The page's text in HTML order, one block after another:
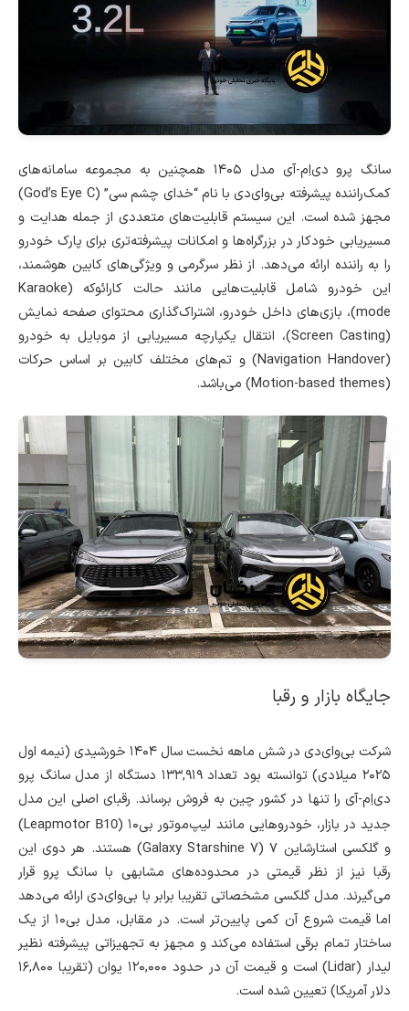
سانگ پرو دی‌اِم-آی مدل ۱۴۰۵ همچنین به مجموعه سامانه‌های
کمک‌راننده پیشرفته بی‌وای‌دی با نام “خدای چشم سی” (God’s Eye C)
مجهز شده است. این سیستم قابلیت‌های متعددی از جمله هدایت و
مسیریابی خودکار در بزرگراه‌ها و امکانات پیشرفته‌تری برای پارک خودرو
را به راننده ارائه می‌دهد. از نظر سرگرمی و ویژگی‌های کابین هوشمند،
این خودرو شامل قابلیت‌هایی مانند حالت کارائوکه (Karaoke
mode)، بازی‌های داخل خودرو، اشتراک‌گذاری محتوای صفحه نمایش
(Screen Casting)، انتقال یکپارچه مسیریابی از موبایل به خودرو
(Navigation Handover) و تم‌های مختلف کابین بر اساس حرکات
(Motion-based themes) می‌باشد.
جایگاه بازار و رقبا
شرکت بی‌وای‌دی در شش ماهه نخست سال ۱۴۰۴ خورشیدی (نیمه اول
۲۰۲۵ میلادی) توانسته بود تعداد ۱۳۳,۹۱۹ دستگاه از مدل سانگ پرو
دی‌اِم-آی را تنها در کشور چین به فروش برساند. رقبای اصلی این مدل
جدید در بازار، خودروهایی مانند لیپ‌موتور بی۱۰ (Leapmotor
B10
)
و گلکسی استارشاین ۷ (Galaxy Starshine 7) هستند. هر دوی این
رقبا نیز از نظر قیمتی در محدوده‌های مشابهی با سانگ پرو قرار
می‌گیرند. مدل گلکسی مشخصاتی تقریبا برابر با بی‌وای‌دی ارائه می‌دهد
اما قیمت شروع آن کمی پایین‌تر است. در مقابل، مدل بی۱۰ از یک
ساختار تمام برقی استفاده می‌کند و مجهز به تجهیزاتی پیشرفته نظیر
لیدار (Lidar) است و قیمت آن در حدود ۱۲۰,۰۰۰ یوان (تقریبا ۱۶,۸۰۰
دلار آمریکا) تعیین شده است.